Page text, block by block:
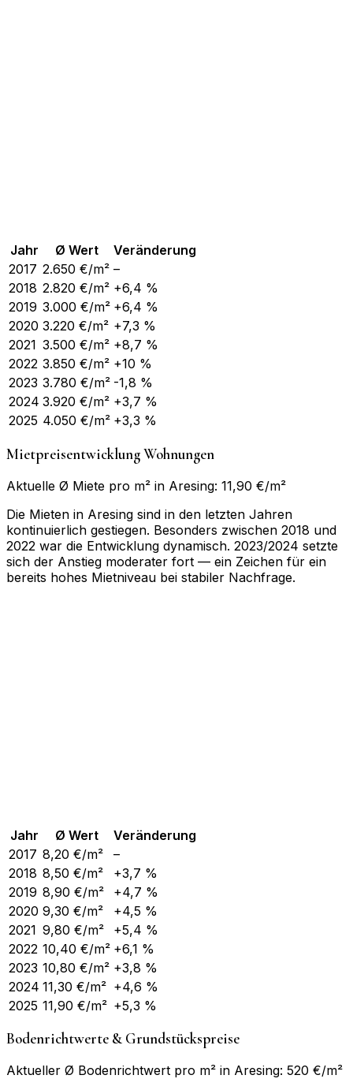
Jahr Ø Wert
Veränderung
2017 2.650 €/m² –
2018 2.820 €/m² +6,4 %
2019 3.000 €/m² +6,4 %
2020 3.220 €/m² +7,3 %
2021 3.500 €/m² +8,7 %
2022 3.850 €/m² +10 %
2023 3.780 €/m² -1,8 %
2024 3.920 €/m² +3,7 %
2025 4.050 €/m² +3,3 %
Mietpreisentwicklung Wohnungen
Aktuelle Ø Miete pro m² in Aresing: 11,90 €/m²
Die Mieten in Aresing sind in den letzten Jahren
kontinuierlich gestiegen. Besonders zwischen 2018 und
2022 war die Entwicklung dynamisch. 2023/2024 setzte
sich der Anstieg moderater fort — ein Zeichen für ein
bereits hohes Mietniveau bei stabiler Nachfrage.
Jahr Ø Wert
Veränderung
2017 8,20 €/m²
–
2018 8,50 €/m²
+3,7 %
2019 8,90 €/m²
+4,7 %
2020 9,30 €/m²
+4,5 %
2021 9,80 €/m²
+5,4 %
2022 10,40 €/m² +6,1 %
2023 10,80 €/m² +3,8 %
2024 11,30 €/m² +4,6 %
2025 11,90 €/m² +5,3 %
Bodenrichtwerte & Grundstückspreise
Aktueller Ø Bodenrichtwert pro m² in Aresing: 520 €/m²